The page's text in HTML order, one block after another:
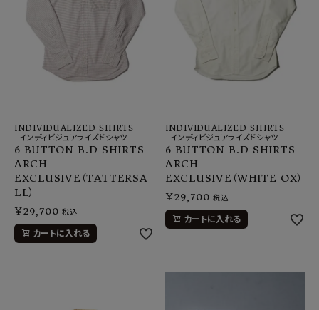
INDIVIDUALIZED SHIRTS
-インディビジュアライズドシャツ
6 BUTTON B.D SHIRTS -
ARCH
EXCLUSIVE（TATTERSA
LL）
¥29,700 税込
カートに入れる
INDIVIDUALIZED SHIRTS
-インディビジュアライズドシャツ
6 BUTTON B.D SHIRTS -
ARCH
EXCLUSIVE（WHITE OX）
¥29,700 税込
カートに入れる